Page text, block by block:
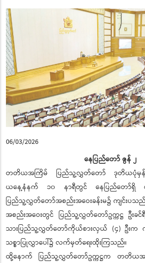
06/03/2026
နေပြည်တော် ဇွန် ၂
တတိယအကြိမ် ပြည်သူ့လွှတ်တော် ဒုတိယပုံမှန်အ
ယနေ့နံနက် ၁၀ နာရီတွင် နေပြည်တော်
ပြည်သူ့လွှတ်တော်အစည်းအဝေးခန်းမ၌ ကျင်းပသ
အစည်းအဝေးတွင် ပြည်သူ့လွှတ်တော်ဥက္ကဋ္ဌ ဦးခ
သားပြည်သူ့လွှတ်တော်ကိုယ်စားလှယ် (၄) ဦးက က
သစ္စာပြုလွှာပေါ်၌ လက်မှတ်ရေးထိုးကြသည်။
ထို့နောက် ပြည်သူ့လွှတ်တော်ဥက္ကဋ္ဌက တတိယ